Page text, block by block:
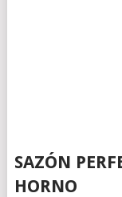
SAZÓN
HORNO